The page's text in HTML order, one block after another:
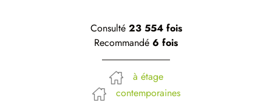
Consulté 23 554 fois
Recommandé 6 fois
à étage
contemporaines